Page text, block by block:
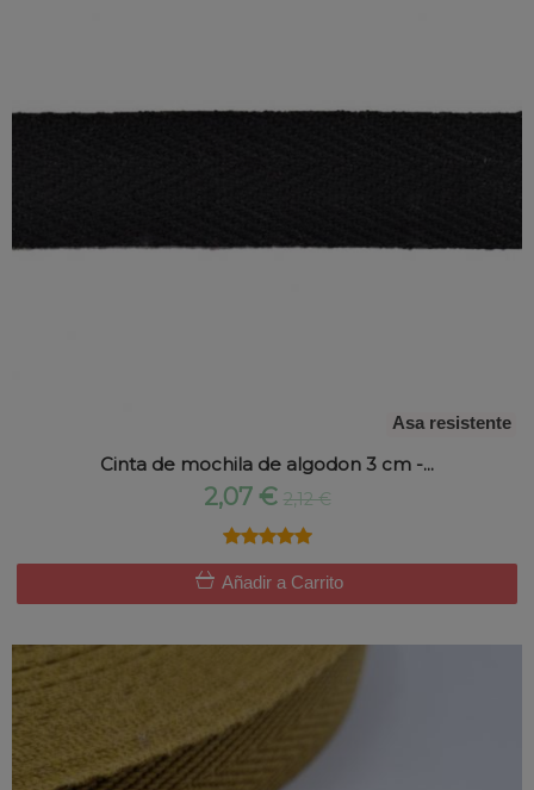
Asa resistente
Cinta de mochila de algodon 3 cm -...
2,07 € 2,12 €
★★★★★
★★★★★
Añadir a Carrito